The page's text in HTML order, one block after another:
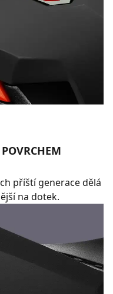
příští generace dělá
na dotek.